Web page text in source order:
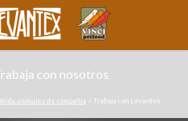
con nosotros
animales de compañía Trabaja con Levantex